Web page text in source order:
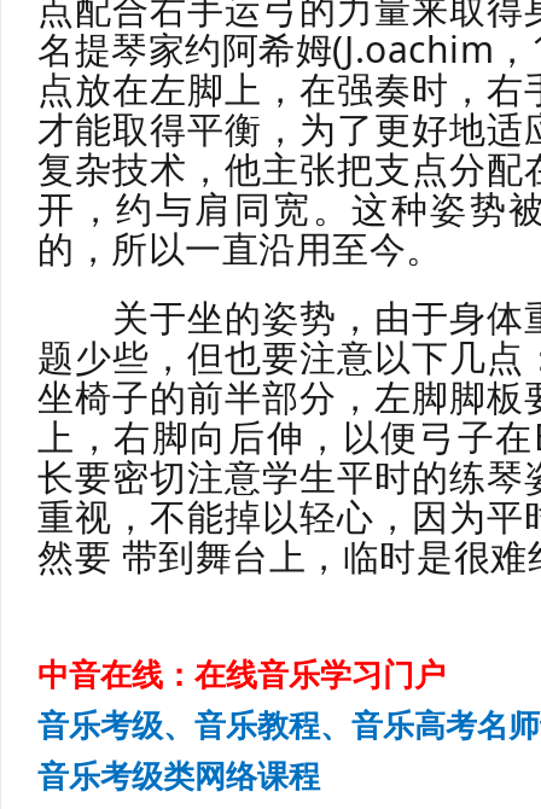
名提琴家约阿希姆(J.oachim
点放在左脚上，在强奏时，
才能取得平衡，为了更好地适
复杂技术，他主张把支点分配
开，约与肩同宽。这种姿势
的，所以一直沿用至今。
关于坐的姿势，由于身体
题少些，但也要注意以下几点
坐椅子的前半部分，左脚脚板
上，右脚向后伸，以便弓子
长要密切注意学生平时的练琴
重视，不能掉以轻心，因为平
然要 带到舞台上，临时是很难
中音在线：在线音乐学习门户
音乐考级、音乐教程、音乐高考名
音乐考级类网络课程